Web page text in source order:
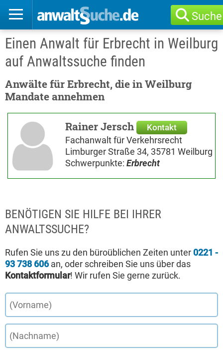
Suche
Einen Anwalt für Erbrecht in Weilburg
auf Anwaltssuche finden
Anwälte für Erbrecht, die in Weilburg
Mandate annehmen
Rainer Jersch Kontakt
Fachanwalt für Verkehrsrecht
Limburger Straße 34, 35781 Weilburg
Schwerpunkte: Erbrecht
BENÖTIGEN SIE HILFE BEI IHRER
ANWALTSSUCHE?
Rufen Sie uns zu den büroüblichen Zeiten unter 0221 -
93 738 606an, oder schreiben Sie uns über das
Kontaktformular! Wir rufen Sie gerne zurück.